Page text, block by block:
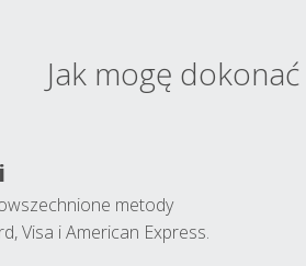
Jak mogę dokonać
metody
Visa i American Express.